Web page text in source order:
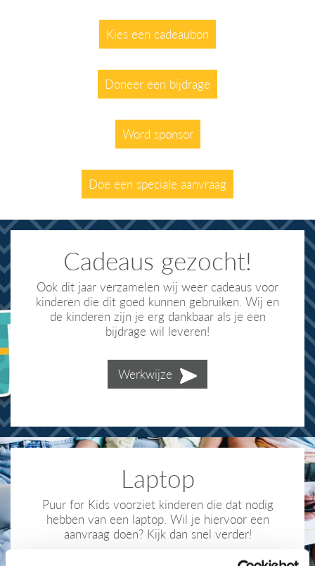
Kies een cadeaubon
Doneer een bijdrage
Word sponsor
Doe een speciale aanvraag
Cadeaus gezocht!
Ook dit jaar verzamelen wij weer cadeaus voor
kinderen die dit goed kunnen gebruiken. Wij en
de kinderen zijn je erg dankbaar als je een
bijdrage wil leveren!
Werkwijze
Laptop
Puur for Kids voorziet kinderen die dat nodig
hebben van een laptop. Wil je hiervoor een
aanvraag doen? Kijk dan snel verder!